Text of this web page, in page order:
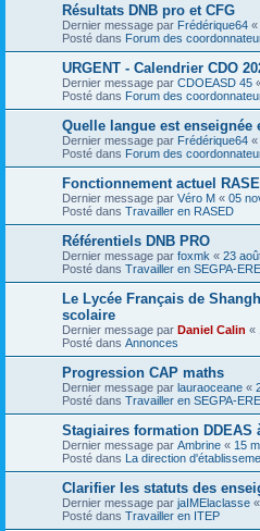
Résultats DNB pro et CFG
Dernier message par Frédérique64 «
Posté dans Forum des
URGENT - Calendrier CDO
Dernier message par CDOEASD 45
Posté dans Forum des
Quelle langue est enseignée
Dernier message par Frédérique64 «
Posté dans Forum des
Fonctionnement actuel
Dernier message par Véro M « 05
Posté dans Travailler en RASED
Référentiels DNB PRO
Dernier message par foxmk « 23
Posté dans Travailler en SEGPA-
Le Lycée Français de
scolaire
Dernier message par Daniel Calin «
Posté dans Annonces
Progression CAP maths
Dernier message par lauraoceane «
Posté dans Travailler en SEGPA-
Stagiaires formation DDEAS
Dernier message par Ambrine « 15
Posté dans La direction
Clarifier les statuts des
Dernier message par jaIMElaclasse «
Posté dans Travailler en ITEP